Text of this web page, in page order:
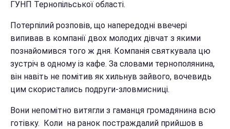
ГУНП Тернопільської області.
Потерпілий розповів, що напередодні ввечері
випивав в компанії двох молодих дівчат з якими
познайомився того ж дня. Компанія святкувала цю
зустріч в одному із кафе. За словами тернополянина,
він навіть не помітив як хильнув зайвого, вочевидь
цим скористались подруги-зловмисниці.
Вони непомітно витягли з гаманця громадянина всю
готівку. Коли на ранок постраждалий прийшов в